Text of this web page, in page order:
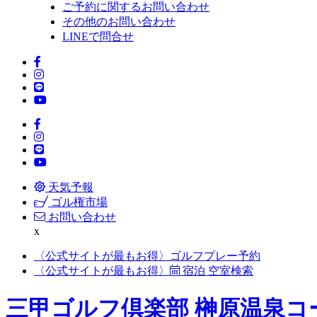
ご予約に関するお問い合わせ
その他のお問い合わせ
LINEで問合せ
天気予報
ゴル権市場
お問い合わせ
x
〈公式サイトが最もお得〉
ゴルフプレー予約
〈公式サイトが最もお得〉
宿泊 空室検索
三甲ゴルフ倶楽部 榊原温泉コ